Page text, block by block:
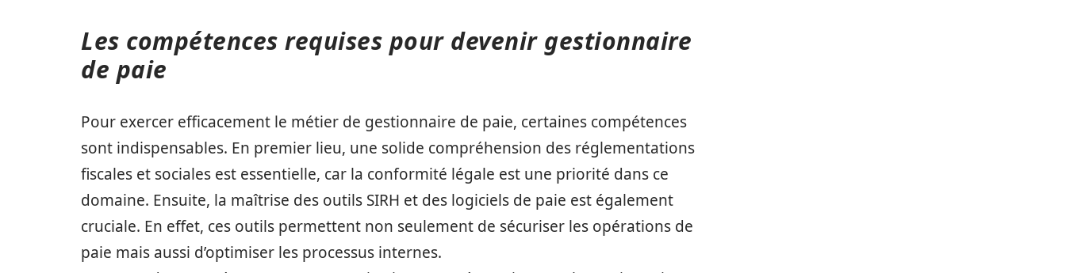
Les compétences requises pour devenir gestionnaire
de paie
Pour exercer efficacement le métier de gestionnaire de paie, certaines compétences
sont indispensables. En premier lieu, une solide compréhension des réglementations
fiscales et sociales est essentielle, car la conformité légale est une priorité dans ce
domaine. Ensuite, la maîtrise des outils SIRH et des logiciels de paie est également
cruciale. En effet, ces outils permettent non seulement de sécuriser les opérations de
paie mais aussi d’optimiser les processus internes.